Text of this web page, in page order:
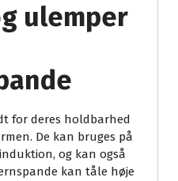
ulemper
for deres holdbarhed
De kan bruges på
og kan også
kan tåle høje